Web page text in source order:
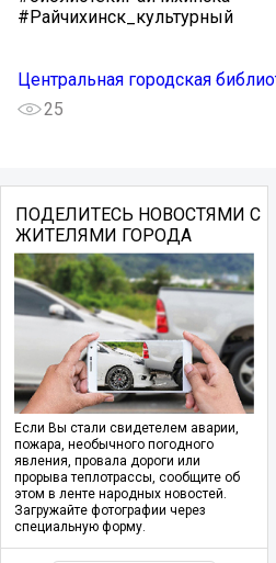
#Райчихинск_культурный
Центральная городская
25
ПОДЕЛИТЕСЬ НОВОСТЯМИ С
ЖИТЕЛЯМИ ГОРОДА
Если Вы стали свидетелем аварии,
пожара, необычного погодного
явления, провала дороги или
прорыва теплотрассы, сообщите об
этом в ленте народных новостей.
Загружайте фотографии через
специальную форму.